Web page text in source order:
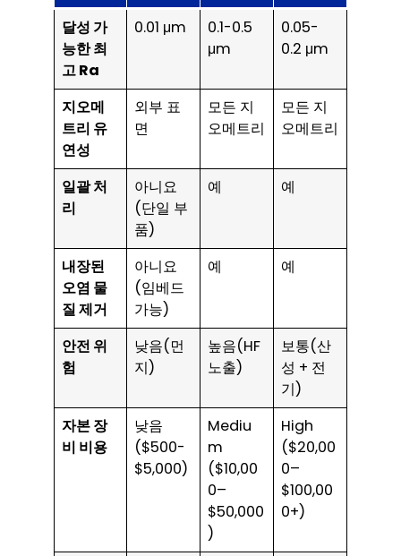
달성 가
능한 최
고 Ra
0.01 μm
0.1-0.5
μm
0.05-
0.2 μm
지오메
트리 유
연성
외부 표
면
모든 지
오메트리
모든 지
오메트리
일괄 처
리
아니요
(단일 부
품)
예 예
내장된
오염 물
질 제거
아니요
(임베드
가능)
예 예
안전 위
험
낮음(먼
지)
높음(HF
노출)
보통(산
성 + 전
기)
자본 장
비 비용
낮음
($500-
$5,000)
Mediu
m
($10,00
0–
$50,000
)
High
($20,00
0–
$100,00
0+)